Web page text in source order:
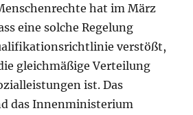
hat im März
eine solche Regelung
verstößt,
gleichmäßige Verteilung
ist. Das
das Innenministerium